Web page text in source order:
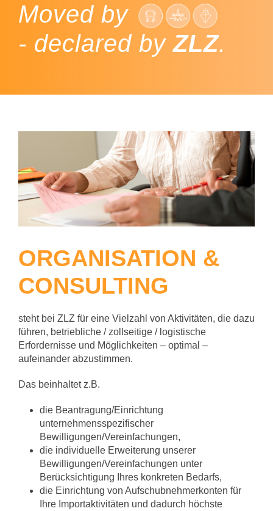
Moved by
- declared byZLZ.
ORGANISATION &
CONSULTING
steht bei ZLZ für eine Vielzahl von Aktivitäten, die dazu
führen, betriebliche / zollseitige / logistische
Erfordernisse und Möglichkeiten – optimal –
aufeinander abzustimmen.
Das beinhaltet z.B.
die Beantragung/Einrichtung
unternehmensspezifischer
Bewilligungen/Vereinfachungen,
die individuelle Erweiterung unserer
Bewilligungen/Vereinfachungen unter
Berücksichtigung Ihres konkreten Bedarfs,
die Einrichtung von Aufschubnehmerkonten für
Ihre Importaktivitäten und dadurch höchste